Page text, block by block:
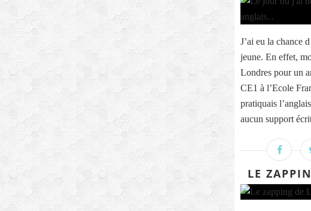
J’ai eu la chance
jeune. En effet,
Londres pour un
CE1 à l’Ecole
pratiquais
aucun support
LE